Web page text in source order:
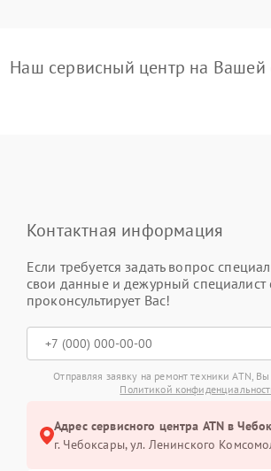
Наш сервисный центр на Вашей
Контактная информация
Если требуется задать вопрос
свои данные и дежурный специалист
проконсультирует Вас!
Отправляя заявку на ремонт техники ATN, Вы
Политикой
Адрес сервисного центра ATN в
г. Чебоксары, ул. Ленинского